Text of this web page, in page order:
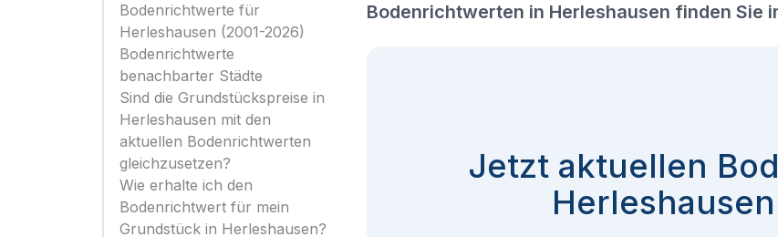
Bodenrichtwerte für
Herleshausen (2001-2026)
Bodenrichtwerte
benachbarter Städte
Sind die Grundstückspreise in
Herleshausen mit den
aktuellen Bodenrichtwerten
gleichzusetzen?
Wie erhalte ich den
Bodenrichtwert für mein
Grundstück in Herleshausen?
Bodenrichtwerten in Herleshausen finden Sie
Jetzt aktuellen